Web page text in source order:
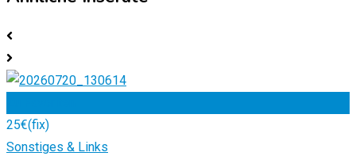
25€(fix)
Sonstiges & Links